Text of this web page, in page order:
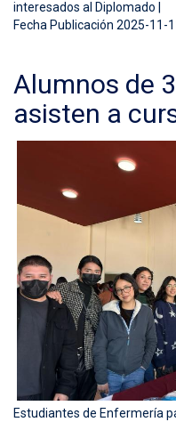
interesados al Diplomado |
Fecha Publicación 2025-11-
Alumnos de
asisten a
Estudiantes de Enfermería